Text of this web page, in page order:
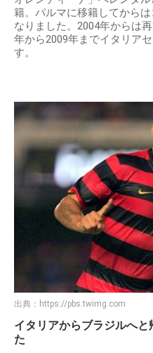
籍。パルマに移籍してから
なりました。2004年からは
年から2009年までイタリア
す。
出典： https://pbs.twimg.com
イタリアからブラジルへ
た